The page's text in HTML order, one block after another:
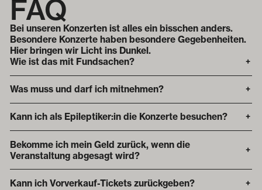
FAQ
Bei unseren Konzerten ist alles ein bisschen anders.
Besondere Konzerte haben besondere Gegebenheiten.
Hier bringen wir Licht ins Dunkel.
Wie ist das mit Fundsachen?
+
Was muss und darf ich mitnehmen? +
Kann ich als Epileptiker:in die Konzerte besuchen? +
Bekomme ich mein Geld zurück, wenn die
Veranstaltung abgesagt wird?
+
Kann ich Vorverkauf-Tickets zurückgeben? +